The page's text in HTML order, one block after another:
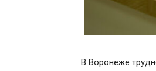
В Воронеже